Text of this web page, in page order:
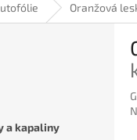
Oranžová
a kapaliny